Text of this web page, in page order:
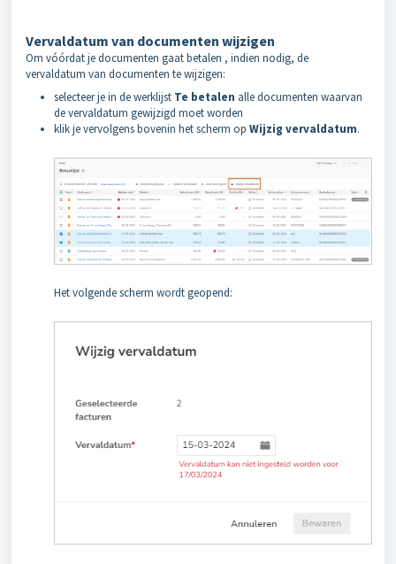
Vervaldatum van documenten wijzigen
Om vóórdat je documenten gaat betalen , indien nodig, de
vervaldatum van documenten te wijzigen:
selecteer je in de werklijst Te betalen alle documenten waarvan
de vervaldatum gewijzigd moet worden
klik je vervolgens bovenin het scherm op Wijzig vervaldatum.
Het volgende scherm wordt geopend: